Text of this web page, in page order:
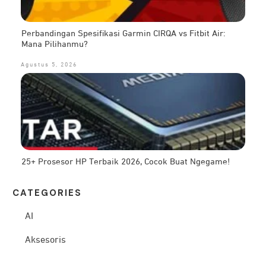
Perbandingan Spesifikasi Garmin CIRQA vs Fitbit Air:
Mana Pilihanmu?
Agustus 5, 2026
25+ Prosesor HP Terbaik 2026, Cocok Buat Ngegame!
CATEG ORIES
AI
Aksesoris